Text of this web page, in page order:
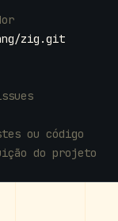
ou código
do projeto